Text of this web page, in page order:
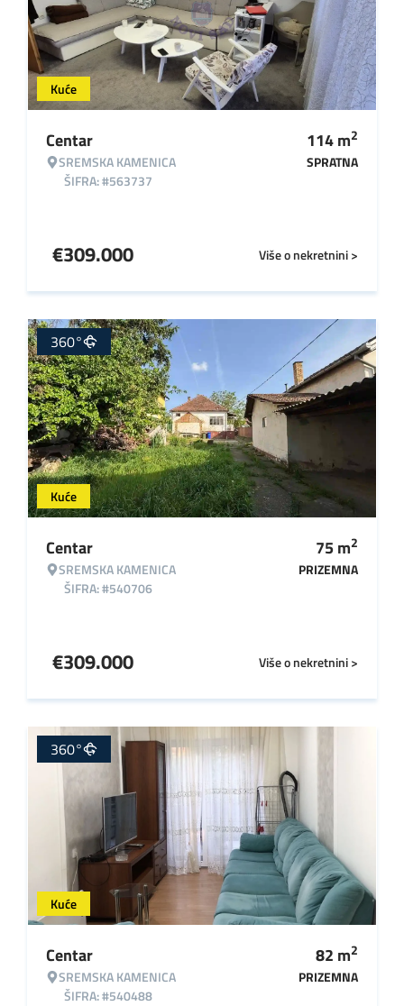
Kuće
Centar
SREMSKA KAMENICA
ŠIFRA: #563737
114m2
SPRATNA
Više o nekretnini >
€309.000
Kuće
360°
Centar
SREMSKA KAMENICA
ŠIFRA: #540706
75m2
PRIZEMNA
Više o nekretnini >
€309.000
Kuće
360°
Centar
SREMSKA KAMENICA
ŠIFRA: #540488
82 m2
PRIZEMNA